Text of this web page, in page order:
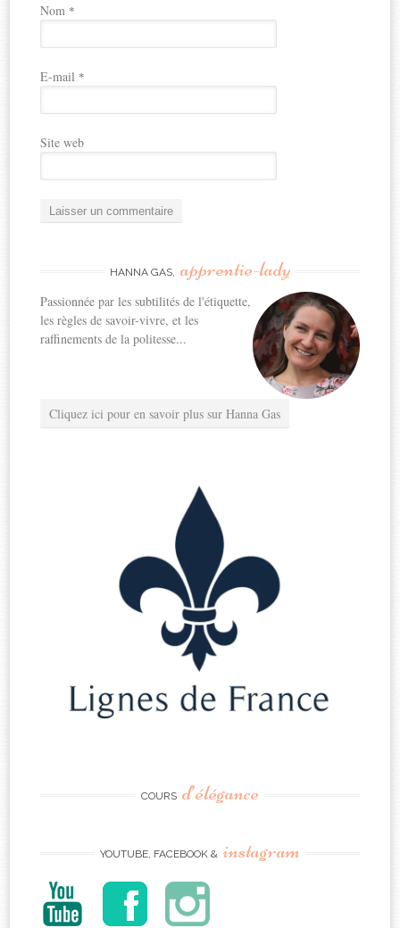
Nom *
E-mail *
Site web
HANNA GAS, apprentie-lady
Passionnée par les subtilités de l'étiquette,
les règles de savoir-vivre, et les
raffinements de la politesse...
Cliquez ici pour en savoir plus sur Hanna Gas
COURS d’élégance
YOUTUBE, FACEBOOK & instagram